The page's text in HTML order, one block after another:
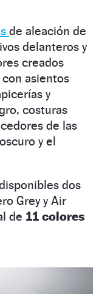
de aleación de
delanteros y
creados
asientos
y
costuras
de las
y el
dos
Grey y Air
de 11 colores